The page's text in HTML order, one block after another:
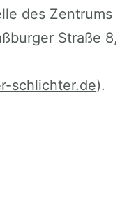
des Zentrums
Straße 8,
schlichter.de).